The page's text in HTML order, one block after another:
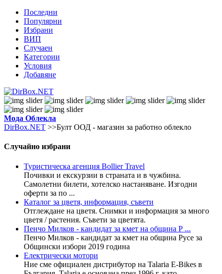
Последни
Популярни
Избрани
ВИП
Случаен
Категории
Условия
Добавяне
Мода Облекла
DirBox.NET >>Булт ООД - магазин за работно облекло
Случайно избрани
Туристическа агенция Bollier Travel
Почивки и екскурзии в страната и в чужбина.
Самолетни билети, хотелско настаняване. Изгодни
оферти за по ...
Каталог за цветя, информация, съвети
Отглеждане на цветя. Снимки и информация за много
цветя / растения. Съвети за цветята.
Пенчо Милков - кандидат за кмет на община Р ...
Пенчо Милков - кандидат за кмет на община Русе за
Общински избори 2019 година
Електрически мотори
Ние сме официален дистрибутор на Talaria E-Bikes в